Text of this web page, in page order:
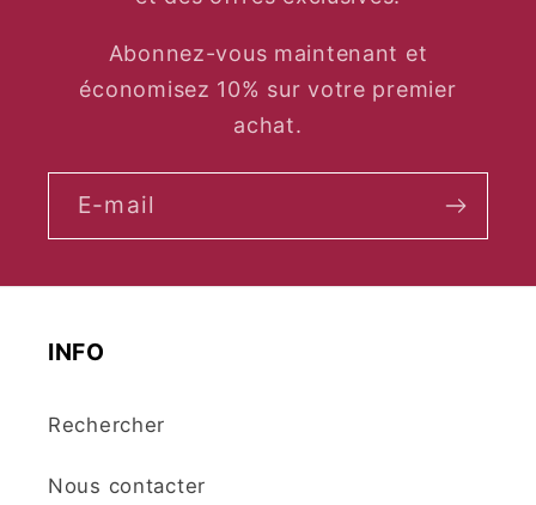
Abonnez-vous maintenant et
économisez 10% sur votre premier
achat.
E-mail
INFO
Rechercher
Nous contacter